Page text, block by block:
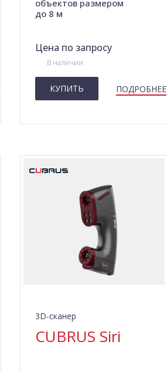
объектов размером
до 8 м
Цена по запросу
В наличии
КУПИТЬ ПОДРОБНЕЕ
3D-сканер
CUBRUS Siri